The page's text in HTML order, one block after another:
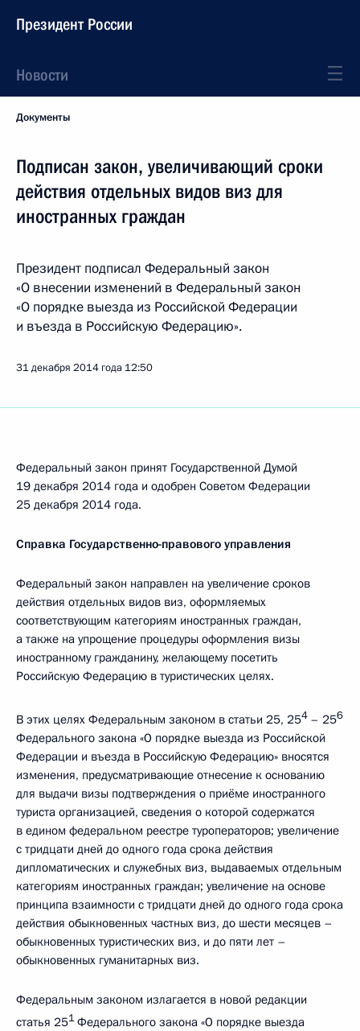
Президент России
Новости
Документы
Подписан закон, увеличивающий сроки
действия отдельных видов виз для
иностранных граждан
Президент подписал Федеральный закон
«О внесении изменений в Федеральный закон
«О порядке выезда из Российской Федерации
и въезда в Российскую Федерацию».
31 декабря 2014 года 12:50
Федеральный закон принят Государственной Думой
19 декабря 2014 года и одобрен Советом Федерации
25 декабря 2014 года.
Справка Государственно-правового управления
Федеральный закон направлен на увеличение сроков
действия отдельных видов виз, оформляемых
соответствующим категориям иностранных граждан,
а также на упрощение процедуры оформления визы
иностранному гражданину, желающему посетить
Российскую Федерацию в туристических целях.
В этих целях Федеральным законом в статьи 25, 254 – 256
Федерального закона «О порядке выезда из Российской
Федерации и въезда в Российскую Федерацию» вносятся
изменения, предусматривающие отнесение к основанию
для выдачи визы подтверждения о приёме иностранного
туриста организацией, сведения о которой содержатся
в едином федеральном реестре туроператоров; увеличение
с тридцати дней до одного года срока действия
дипломатических и служебных виз, выдаваемых отдельным
категориям иностранных граждан; увеличение на основе
принципа взаимности с тридцати дней до одного года срока
действия обыкновенных частных виз, до шести месяцев –
обыкновенных туристических виз, и до пяти лет –
обыкновенных гуманитарных виз.
Федеральным законом излагается в новой редакции
статья 251Федерального закона «О порядке выезда